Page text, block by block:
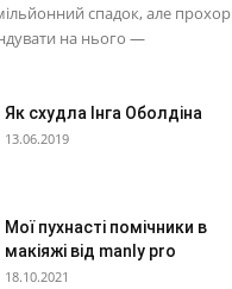
спадок, але прохор
на нього —
Як схудла Інга Оболдіна
13.06.2019
Мої пухнасті помічники в
макіяжі від manly pro
18.10.2021